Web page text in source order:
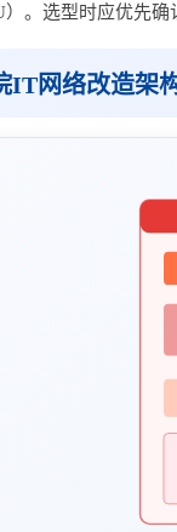
）。选型时应优先
IT网络改造架